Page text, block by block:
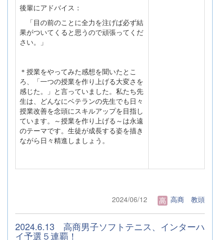
後輩にアドバイス：
「目の前のことに全力を注げば必ず結
果がついてくると思うので頑張ってくだ
さい。」
＊授業をやってみた感想を聞いたとこ
ろ、「一つの授業を作り上げる大変さを
感じた。」と言っていました。私たち先
生は、どんなにベテランの先生でも日々
授業改善を念頭にスキルアップを目指し
ています。～授業を作り上げる～は永遠
のテーマです。生徒が成長する姿を描き
ながら日々精進しましょう。
2024/06/12 高商 教頭
2024.6.13 高商男子ソフトテニス、インターハ
イ予選５連覇！